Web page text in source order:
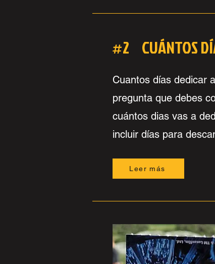
#2 CUÁNTOS
Cuantos días dedicar
pregunta que debes
cuántos dias vas a
incluir días para
Leer más